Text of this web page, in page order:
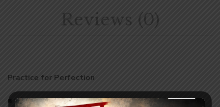
Reviews (0)
Practice for Perfection
■ পর্যদ প্রদত্ত প্রশ্ন কাঠামো ও নম্বর বিভাজন